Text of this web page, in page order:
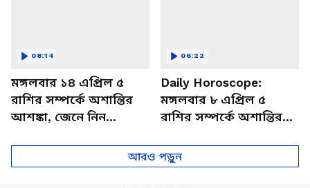
মঙ্গলবার ১৪ এপ্রিল ৫
রাশির সম্পর্কে অশান্তির
আশঙ্কা, জেনে নিন
08:14
Daily Horoscope:
মঙ্গলবার ৮ এপ্রিল ৫
রাশির সম্পর্কে অশান্তির
আজকের রাশিফল
06:22
আরও পড়ুন